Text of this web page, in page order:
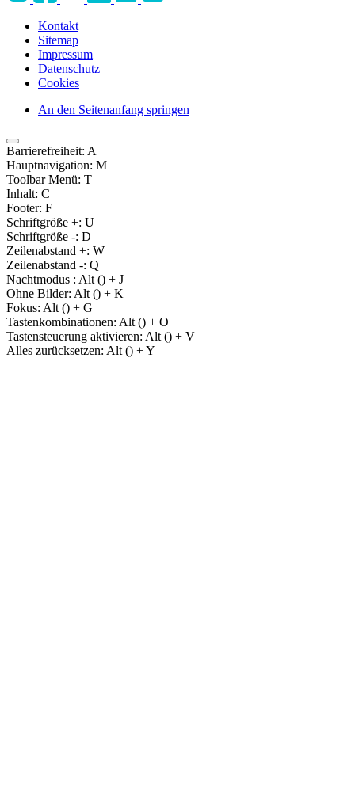
Kontakt
Sitemap
Impressum
Datenschutz
Cookies
An den Seitenanfang springen
Barrierefreiheit: A
Hauptnavigation: M
Toolbar Menü: T
Inhalt: C
Footer: F
Schriftgröße +: U
Schriftgröße -: D
Zeilenabstand +: W
Zeilenabstand -: Q
Nachtmodus : Alt () + J
Ohne Bilder: Alt () + K
Fokus: Alt () + G
Tastenkombinationen: Alt () + O
Tastensteuerung aktivieren: Alt () + V
Alles zurücksetzen: Alt () + Y